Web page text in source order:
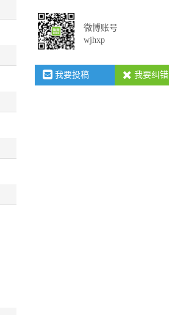
微博账号
wjhxp
我要投稿 我要纠错